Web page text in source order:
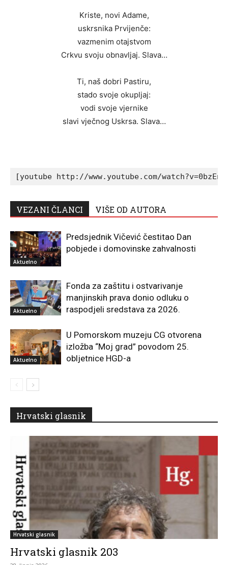
Kriste, novi Adame,
uskrsnika Prvijenče:
vazmenim otajstvom
Crkvu svoju obnavljaj. Slava…
Ti, naš dobri Pastiru,
stado svoje okupljaj:
vodi svoje vjernike
slavi vječnog Uskrsa. Slava…
[youtube http://www.youtube.com/
VEZANI ČLANCI VIŠE OD AUTORA
Aktuelno
Predsjednik Vičević čestitao Dan
pobjede i domovinske zahvalnosti
Aktuelno
Fonda za zaštitu i ostvarivanje
manjinskih prava donio odluku o
raspodjeli sredstava za 2026.
Aktuelno
U Pomorskom muzeju CG otvorena
izložba “Moj grad” povodom 25.
obljetnice HGD-a
Hrvatski glasnik
Hrvatski glasnik
Hrvatski glasnik 203